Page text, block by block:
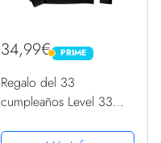
34,99€ PRIME
PRIME
Regalo del 33
cumpleaños Level 33